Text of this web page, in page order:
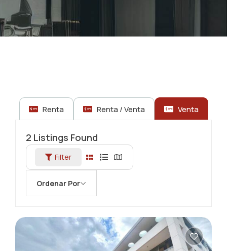
Renta Renta / Venta Venta
2 Listings Found
Filter
Ordenar Por